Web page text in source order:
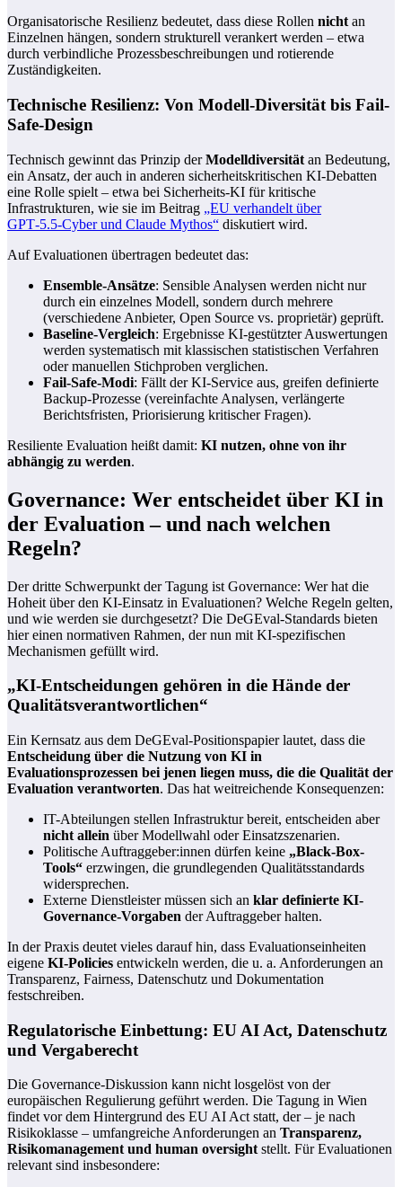
Organisatorische Resilienz bedeutet, dass diese Rollen nicht an
Einzelnen hängen, sondern strukturell verankert werden – etwa
durch verbindliche Prozessbeschreibungen und rotierende
Zuständigkeiten.
Technische Resilienz: Von Modell-Diversität bis Fail-
Safe-Design
Technisch gewinnt das Prinzip derModelldiversität an Bedeutung,
ein Ansatz, der auch in anderen sicherheitskritischen KI-Debatten
eine Rolle spielt – etwa bei Sicherheits-KI für kritische
Infrastrukturen, wie sie im Beitrag „EU verhandelt über
GPT‑5.5‑Cyber und Claude Mythos“ diskutiert wird.
Auf Evaluationen übertragen bedeutet das:
Ensemble-Ansätze: Sensible Analysen werden nicht nur
durch ein einzelnes Modell, sondern durch mehrere
(verschiedene Anbieter, Open Source vs. proprietär) geprüft.
Baseline-Vergleich: Ergebnisse KI-gestützter Auswertungen
werden systematisch mit klassischen statistischen Verfahren
oder manuellen Stichproben verglichen.
Fail-Safe-Modi: Fällt der KI-Service aus, greifen definierte
Backup-Prozesse (vereinfachte Analysen, verlängerte
Berichtsfristen, Priorisierung kritischer Fragen).
Resiliente Evaluation heißt damit: KI nutzen, ohne von ihr
abhängig zu werden.
Governance: Wer entscheidet über KI in
der Evaluation – und nach welchen
Regeln?
Der dritte Schwerpunkt der Tagung ist Governance: Wer hat die
Hoheit über den KI-Einsatz in Evaluationen? Welche Regeln gelten,
und wie werden sie durchgesetzt? Die DeGEval-Standards bieten
hier einen normativen Rahmen, der nun mit KI-spezifischen
Mechanismen gefüllt wird.
„KI-Entscheidungen gehören in die Hände der
Qualitätsverantwortlichen“
Ein Kernsatz aus dem DeGEval-Positionspapier lautet, dass die
Entscheidung über die Nutzung von KI in
Evaluationsprozessen bei jenen liegen muss, die die Qualität der
Evaluation verantworten. Das hat weitreichende Konsequenzen:
IT-Abteilungen stellen Infrastruktur bereit, entscheiden aber
nicht allein über Modellwahl oder Einsatzszenarien.
Politische Auftraggeber:innen dürfen keine „Black-Box-
Tools“ erzwingen, die grundlegenden Qualitätsstandards
widersprechen.
Externe Dienstleister müssen sich an klar definierte KI-
Governance-Vorgaben der Auftraggeber halten.
In der Praxis deutet vieles darauf hin, dass Evaluationseinheiten
eigene KI-Policies entwickeln werden, die u. a. Anforderungen an
Transparenz, Fairness, Datenschutz und Dokumentation
festschreiben.
Regulatorische Einbettung: EU AI Act, Datenschutz
und Vergaberecht
Die Governance-Diskussion kann nicht losgelöst von der
europäischen Regulierung geführt werden. Die Tagung in Wien
findet vor dem Hintergrund des EU AI Act statt, der – je nach
Risikoklasse – umfangreiche Anforderungen an Transparenz,
Risikomanagement und human oversight stellt. Für Evaluationen
relevant sind insbesondere: